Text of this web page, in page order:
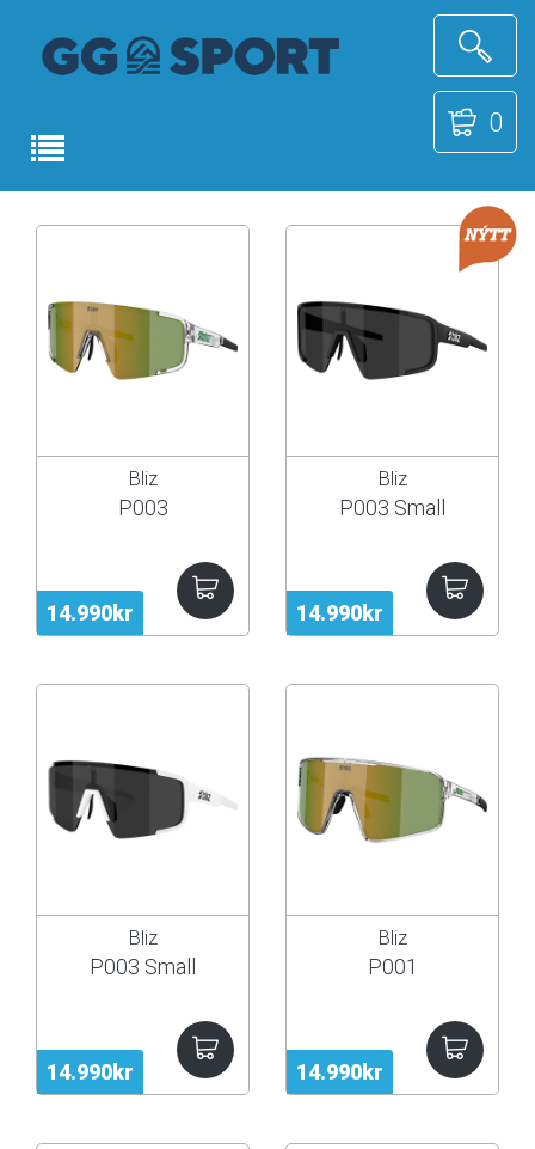
0
14.990kr
Bliz
P003
14.990kr
Bliz
P003 Small
14.990kr
Bliz
P003 Small
14.990kr
Bliz
P001